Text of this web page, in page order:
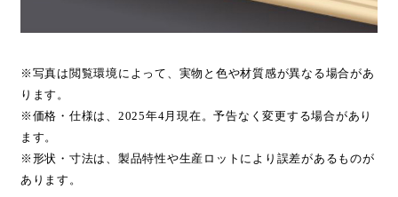
※写真は閲覧環境によって、実物と色や材質感が異なる場合があ
ります。
※価格・仕様は、2025年4月現在。予告なく変更する場合があり
ます。
※形状・寸法は、製品特性や生産ロットにより誤差があるものが
あります。